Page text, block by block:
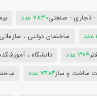
- تجاری - صنعتی7830 عدد
ساختمان دولتی ، سازمانی
364 عدد دانشگاه ،
ساخت و ساز7484 عدد